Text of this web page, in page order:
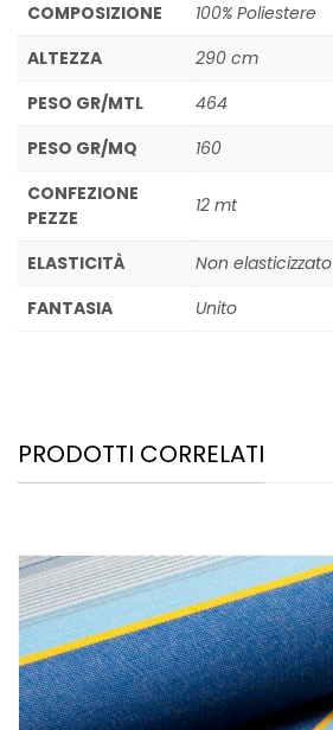
COMPOSIZIONE
100% Poliestere
ALTEZZA
290 cm
PESO GR/MTL
464
PESO GR/MQ
160
CONFEZIONE
PEZZE
12 mt
ELASTICITÀ
Non elasticizzato
FANTASIA
Unito
PRODOTTI CORRELATI